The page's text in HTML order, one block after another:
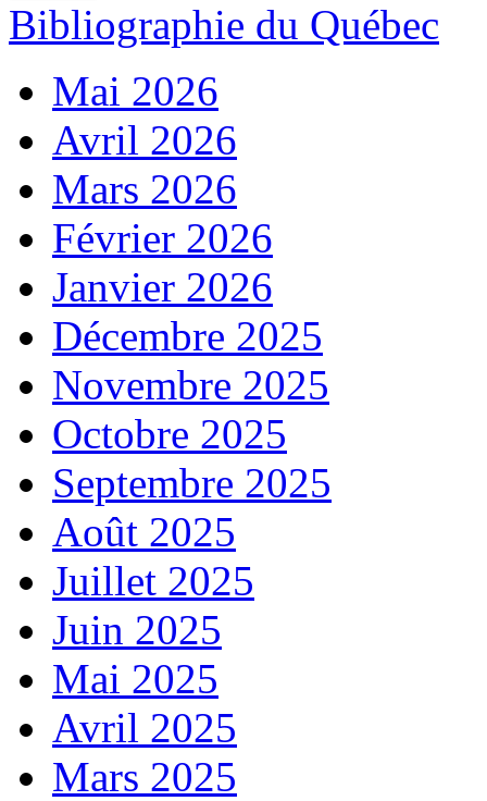
Bibliographie du Québec
Mai 2026
Avril 2026
Mars 2026
Février 2026
Janvier 2026
Décembre 2025
Novembre 2025
Octobre 2025
Septembre 2025
Août 2025
Juillet 2025
Juin 2025
Mai 2025
Avril 2025
Mars 2025